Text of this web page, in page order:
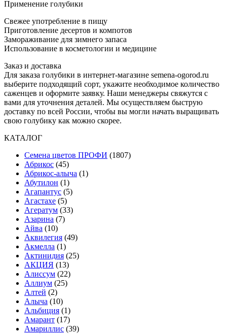
Применение голубики
Свежее употребление в пищу
Приготовление десертов и компотов
Замораживание для зимнего запаса
Использование в косметологии и медицине
Заказ и доставка
Для заказа голубики в интернет-магазине semena-ogorod.ru
выберите подходящий сорт, укажите необходимое количество
саженцев и оформите заявку. Наши менеджеры свяжутся с
вами для уточнения деталей. Мы осуществляем быструю
доставку по всей России, чтобы вы могли начать выращивать
свою голубику как можно скорее.
КАТАЛОГ
Cемена цветов ПРОФИ (1807)
Абрикос (45)
Абрикос-алыча (1)
Абутилон (1)
Агапантус (5)
Агастахе (5)
Агератум (33)
Азарина (7)
Айва (10)
Аквилегия (49)
Акмелла (1)
Актинидия (25)
АКЦИЯ (13)
Алиссум (22)
Аллиум (25)
Алтей (2)
Алыча (10)
Альбиция (1)
Амарант (17)
Амариллис (39)